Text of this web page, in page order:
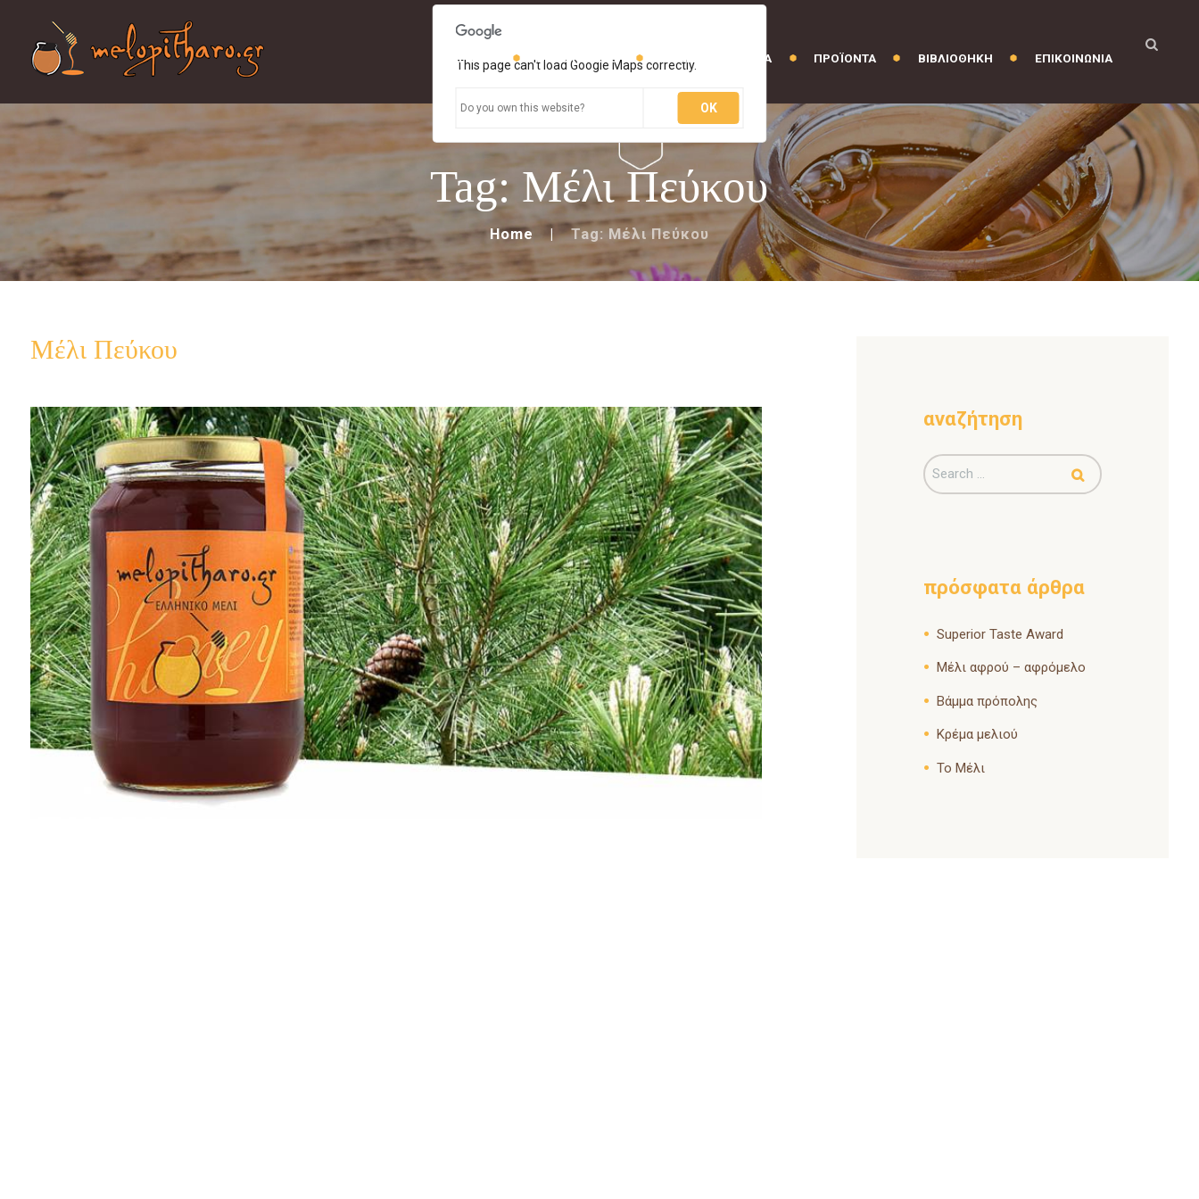
ΑΡΧΙΚΗ ΜΕΛΟΠΙΘΑΡΟ ΜΕΛΙΣΣΟΘΕΡΑΠΕΙΑ ΠΡΟΪΟΝΤΑ ΒΙΒΛΙΟΘΗΚΗ ΕΠΙΚΟΙΝΩΝΙΑ
Tag: Μέλι Πεύκου
Home Tag: Μέλι Πεύκου
Μέλι Πεύκου
αναζήτηση
πρόσφατα άρθρα
Superior Taste Award
Μέλι αφρού – αφρόμελο
Βάμμα πρόπολης
Κρέμα μελιού
Το Μέλι
This page can't load Google Maps correctly.
Do you own this website? OK